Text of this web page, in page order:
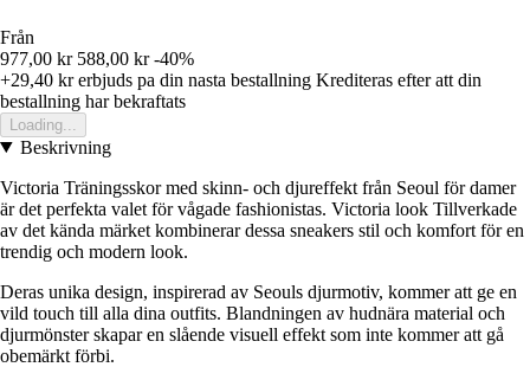
Från
977,00 kr 588,00 kr -40%
+29,40 krerbjuds pa din nasta bestallning Krediteras efter att din
bestallning har bekraftats
Loading...
Beskrivning
Victoria Träningsskor med skinn- och djureffekt från Seoul för damer
är det perfekta valet för vågade fashionistas. Victoria look Tillverkade
av det kända märket kombinerar dessa sneakers stil och komfort för en
trendig och modern look.
Deras unika design, inspirerad av Seouls djurmotiv, kommer att ge en
vild touch till alla dina outfits. Blandningen av hudnära material och
djurmönster skapar en slående visuell effekt som inte kommer att gå
obemärkt förbi.